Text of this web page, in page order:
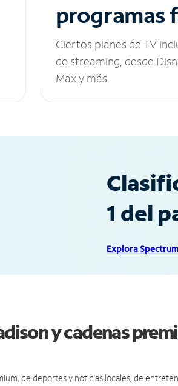
programas
Ciertos planes de TV
de streaming, desde
Max y más.
1 del
Explora
y cadenas
de deportes y noticias locales, de